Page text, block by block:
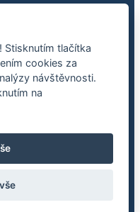
– Informace jsou
Stisknutím tlačítka
cookies za
návštěvnosti.
na